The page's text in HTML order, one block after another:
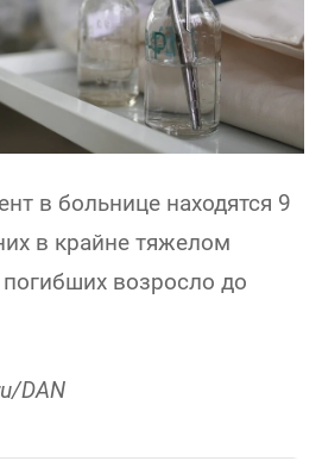
в больнице находятся 9
в крайне тяжелом
возросло до
DAN